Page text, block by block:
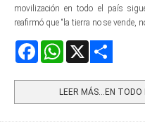
movilización en todo el país
reafirmó que “la tierra no se vende,
FacebookWhatsApp
LEER MÁS…EN TODO